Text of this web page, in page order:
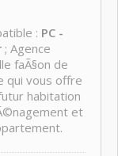
: PC -
; Agence
faÃ§on de
qui vous offre
habitation
et